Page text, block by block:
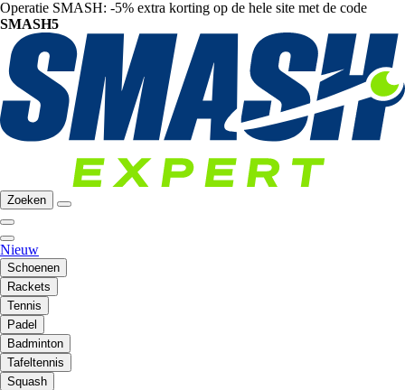
Operatie SMASH: -5% extra korting op de hele site met de code
SMASH5
Zoeken
Nieuw
Schoenen
Rackets
Tennis
Padel
Badminton
Tafeltennis
Squash